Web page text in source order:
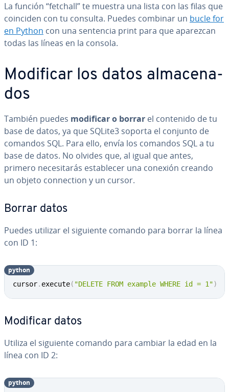
La función “fetchall” te muestra una lista con las filas que
coinciden con tu consulta. Puedes combinar un bucle for
en Python con una sentencia print para que aparezcan
todas las líneas en la consola.
Modificar los datos al­ma­ce­na­
dos
También puedes modificar o borrar el contenido de tu
base de datos, ya que SQLite3 soporta el conjunto de
comandos SQL. Para ello, envía los comandos SQL a tu
base de datos. No olvides que, al igual que antes,
primero ne­ce­si­ta­rás es­ta­ble­cer una conexión creando
un objeto co­n­ne­c­tion y un cursor.
Borrar datos
Puedes utilizar el siguiente comando para borrar la línea
con ID 1:
cursor. execute( "DELETE FROM example WHERE id = 1")
python
Modificar datos
Utiliza el siguiente comando para cambiar la edad en la
línea con ID 2:
python